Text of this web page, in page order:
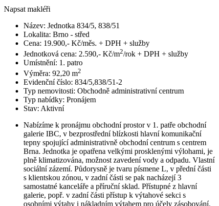
Napsat makléři
Název: Jednotka 834/5, 838/51
Lokalita: Brno - střed
Cena: 19.900,- Kč/měs. + DPH + služby
Jednotková cena: 2.590,- Kč/m2/rok + DPH + služby
Umístnění: 1. patro
Výměra: 92,20 m2
Evidenční číslo: 834/5,838/51-2
Typ nemovitosti: Obchodně administrativní centrum
Typ nabídky: Pronájem
Stav: Aktivní
Nabízíme k pronájmu obchodní prostor v 1. patře obchodní
galerie IBC, v bezprostřední blízkosti hlavní komunikační
tepny spojující administrativně obchodní centrum s centrem
Brna. Jednotka je opatřena velkými prosklenými výlohami, je
plně klimatizována, možnost zavedení vody a odpadu. Vlastní
sociální zázemí. Půdorysně je tvaru písmene L, v přední části
s klientskou zónou, v zadní části se pak nacházejí 3
samostatné kanceláře a příruční sklad. Přístupné z hlavní
galerie, popř. v zadní části přístup k výtahové sekci s
osobními výtahy i nákladním výtahem pro účely zásobování.